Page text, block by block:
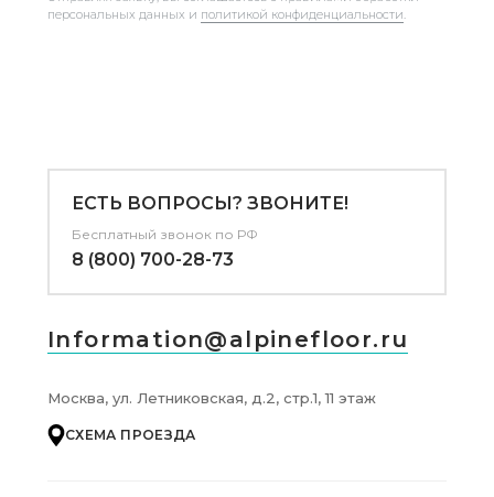
персональных данных и политикой конфиденциальности.
ЕСТЬ ВОПРОСЫ? ЗВОНИТЕ!
Бесплатный звонок по РФ
8 (800) 700-28-73
Information@alpinefloor.ru
Москва, ул. Летниковская, д.2, стр.1, 11 этаж
СХЕМА ПРОЕЗДА